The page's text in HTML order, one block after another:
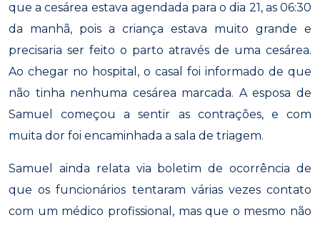
que a cesárea estava agendada para o dia 21, as 06:30
da manhã, pois a criança estava muito grande e
precisaria ser feito o parto através de uma cesárea.
Ao chegar no hospital, o casal foi informado de que
não tinha nenhuma cesárea marcada. A esposa de
Samuel começou a sentir as contrações, e com
muita dor foi encaminhada a sala de triagem.
Samuel ainda relata via boletim de ocorrência de
que os funcionários tentaram várias vezes contato
com um médico profissional, mas que o mesmo não